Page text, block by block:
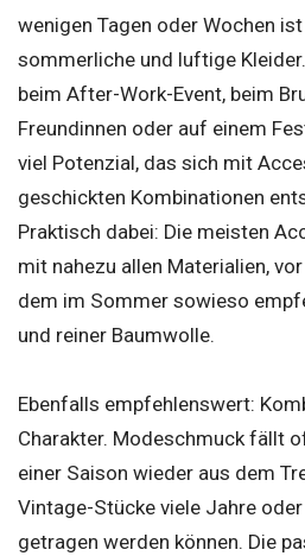
wenigen Tagen oder Wochen
sommerliche und luftige
beim After-Work-Event, beim
Freundinnen oder auf einem
viel Potenzial, das sich mit
geschickten Kombinationen
Praktisch dabei: Die meisten
mit nahezu allen Materialien,
dem im Sommer sowieso
und reiner Baumwolle.
Ebenfalls empfehlenswert:
Charakter. Modeschmuck fällt
einer Saison wieder aus dem
Vintage-Stücke viele Jahre
getragen werden können. Die